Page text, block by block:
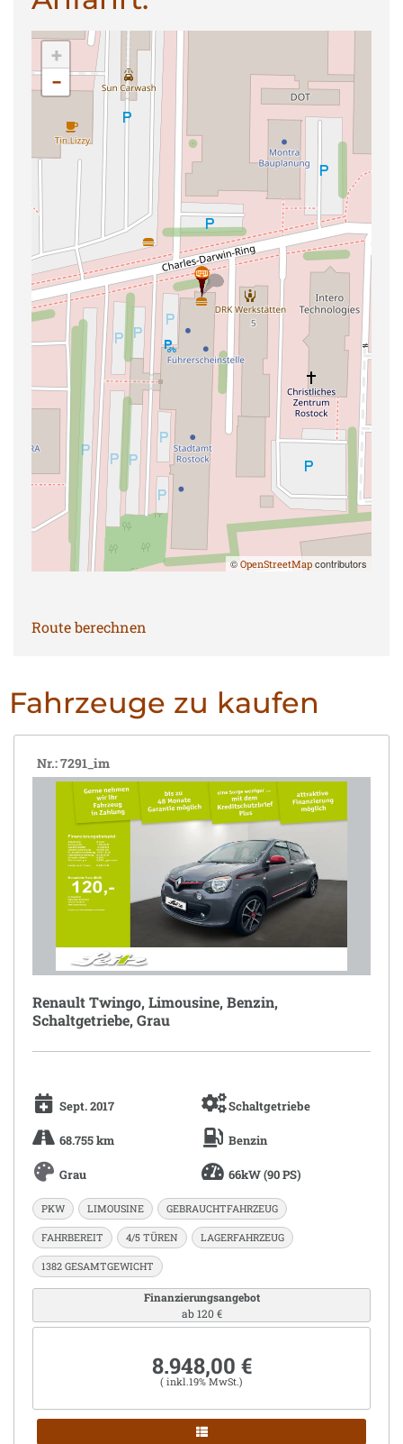
+
−
© OpenStreetMap contributors
Route berechnen
Fahrzeuge zu kaufen
Nr.: 7291_im
Renault Twingo, Limousine, Benzin,
Schaltgetriebe, Grau
Sept. 2017 Schaltgetriebe
68.755 km Benzin
Grau 66kW (90 PS)
PKW LIMOUSINE GEBRAUCHTFAHRZEUG
FAHRBEREIT 4/5 TÜREN LAGERFAHRZEUG
1382 GESAMTGEWICHT
Finanzierungsangebot
ab 120 €
8.948,00 €
( inkl.19% MwSt.)